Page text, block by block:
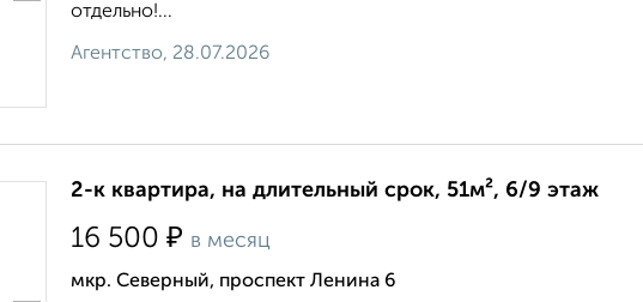
отдельно!...
Агентство, 28.07.2026
2-к квартира, на длительный срок, 51м², 6/9 этаж
16 500 ₽ в месяц
мкр. Северный, проспект Ленина 6